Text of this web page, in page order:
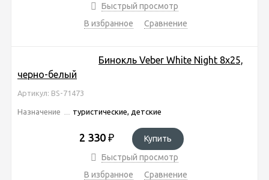
Быстрый просмотр
В избранное
Сравнение
Бинокль Veber White Night 8x25,
черно-белый
Артикул: BS-71473
Назначение туристические, детские
2 330 ₽
Купить
Быстрый просмотр
В избранное
Сравнение